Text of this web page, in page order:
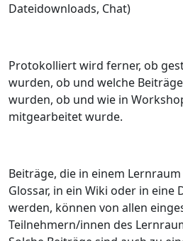
Dateidownloads, Chat)
Protokolliert wird ferner, ob
wurden, ob und welche
wurden, ob und wie in
mitgearbeitet wurde.
Beiträge, die in einem
Glossar, in ein Wiki oder in eine
werden, können von allen
Teilnehmern/innen des